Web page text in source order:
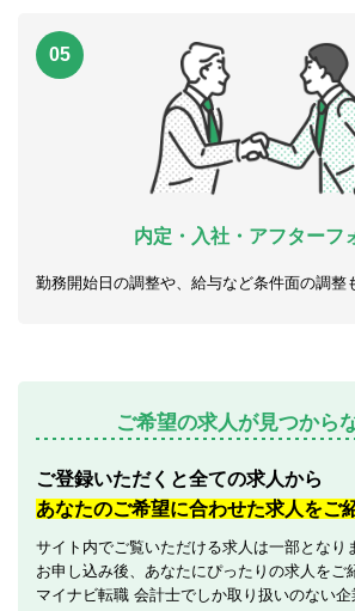
05
内定・入社・アフターフ
勤務開始日の調整や、給与など条件面の調整
ご希望の求人が見つから
ご登録いただくと全ての求人から
あなたのご希望に合わせた求人をご
サイト内でご覧いただける求人は一部となり
お申し込み後、あなたにぴったりの求人をご
マイナビ転職 会計士でしか取り扱いのない企